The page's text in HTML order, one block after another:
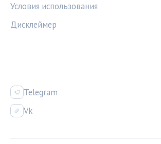
Условия использования
Дисклеймер
Telegram
Vk